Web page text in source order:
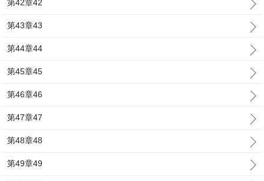
第42章42
第43章43
第44章44
第45章45
第46章46
第47章47
第48章48
第49章49